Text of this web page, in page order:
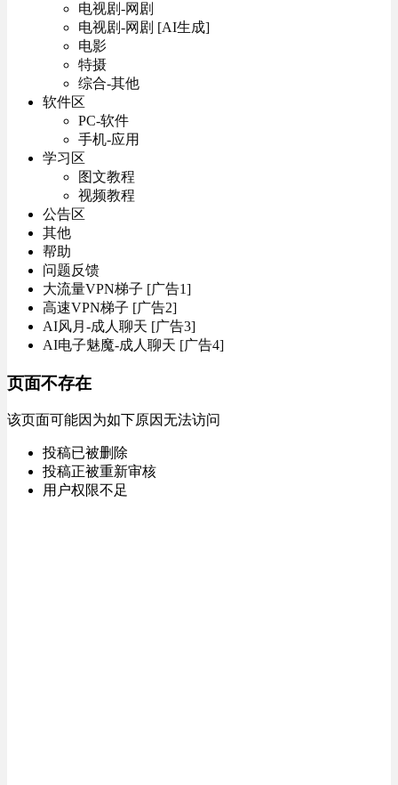
电视剧-网剧
电视剧-网剧 [AI生成]
电影
特摄
综合-其他
软件区
PC-软件
手机-应用
学习区
图文教程
视频教程
公告区
其他
帮助
问题反馈
大流量VPN梯子 [广告1]
高速VPN梯子 [广告2]
AI风月-成人聊天 [广告3]
AI电子魅魔-成人聊天 [广告4]
页面不存在
该页面可能因为如下原因无法访问
投稿已被删除
投稿正被重新审核
用户权限不足